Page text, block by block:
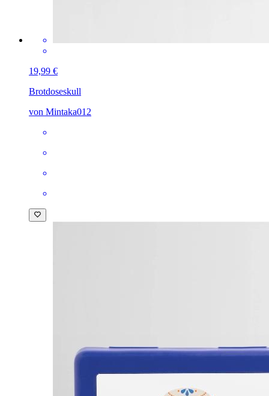
19,99 €
Brotdoseskull
von Mintaka012